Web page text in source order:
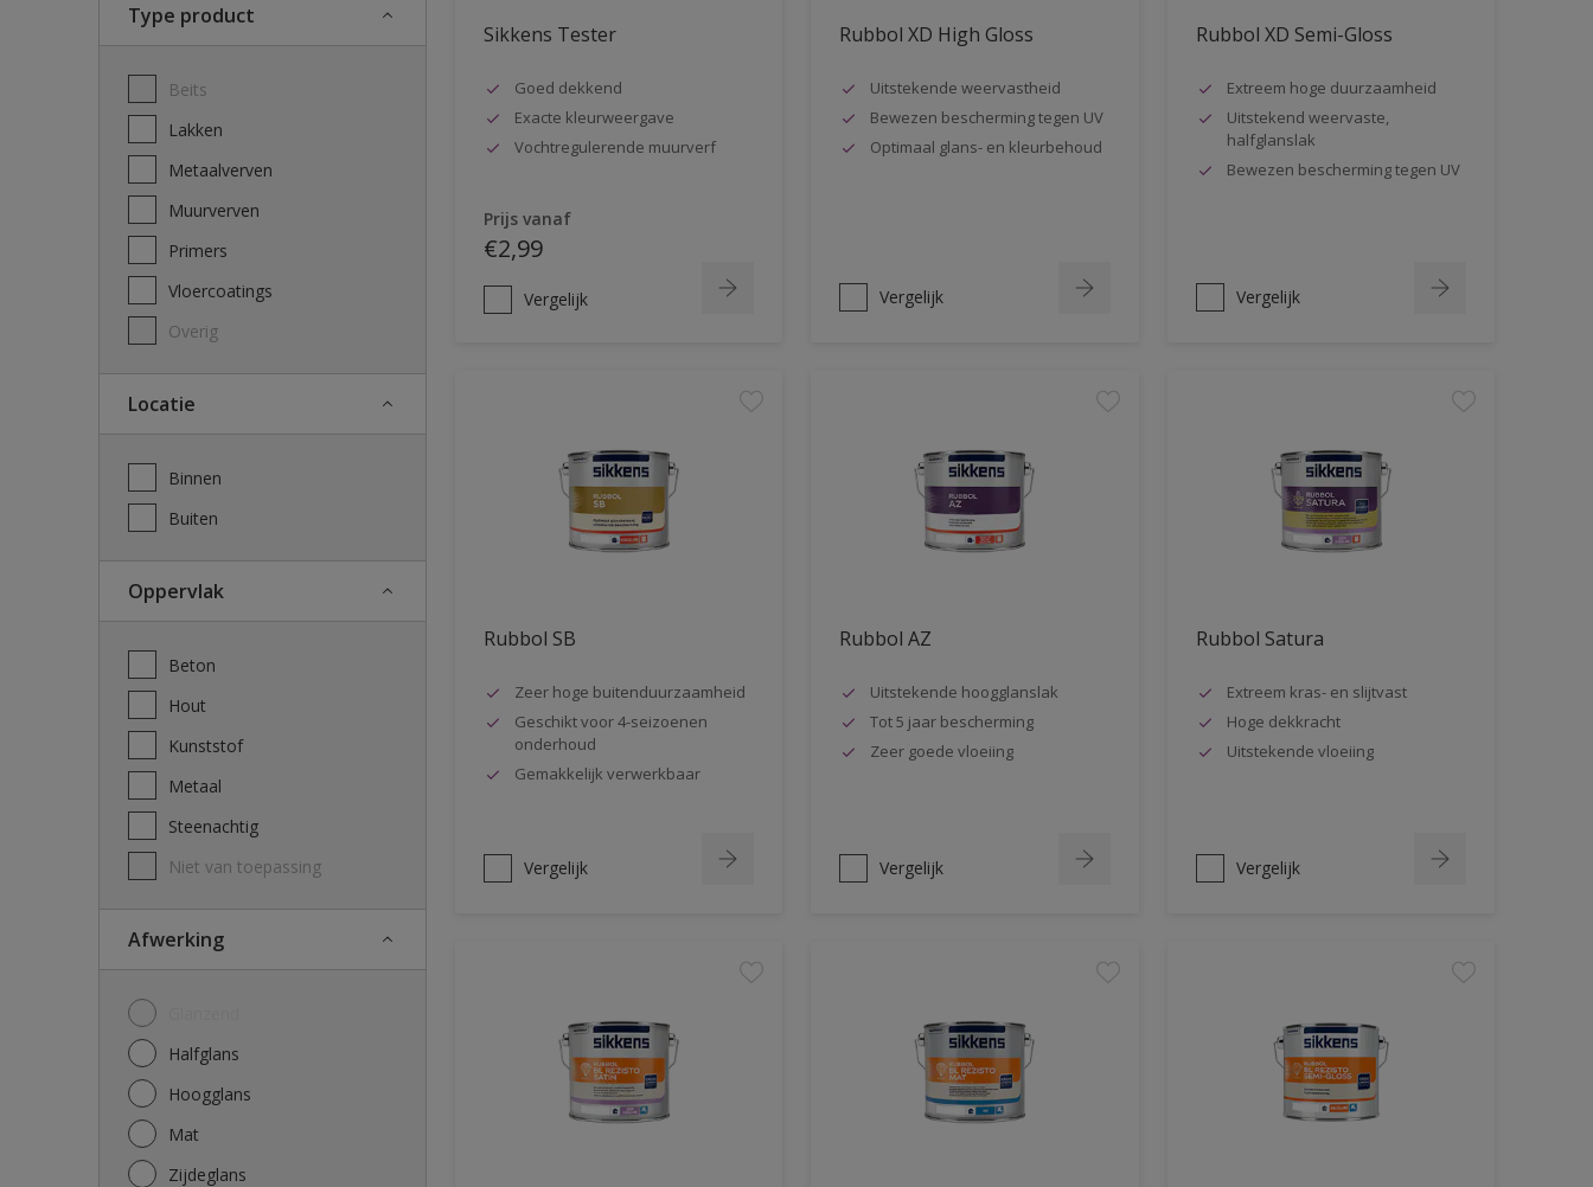
Type product
Beits
Lakken
Metaalverven
Muurverven
Primers
Vloercoatings
Overig
Locatie
Binnen
Buiten
Oppervlak
Beton
Hout
Kunststof
Metaal
Steenachtig
Niet van toepassing
Afwerking
Halfglans
Hoogglans
Mat
Zijdeglans
Sikkens Tester
Goed dekkend
Exacte kleurweergave
Vochtregulerende muurverf
Prijs vanaf
€2,99
Vergelijk
Rubbol XD High Gloss
Uitstekende weervastheid
Bewezen bescherming tegen UV
Optimaal glans- en kleurbehoud
Vergelijk
Rubbol XD Semi-Gloss
Extreem hoge duurzaamheid
Uitstekend weervaste,
halfglanslak
Bewezen bescherming tegen UV
Vergelijk
Rubbol SB
Zeer hoge buitenduurzaamheid
Geschikt voor 4-seizoenen
onderhoud
Gemakkelijk verwerkbaar
Vergelijk
Rubbol AZ
Uitstekende hoogglanslak
Tot 5 jaar bescherming
Zeer goede vloeiing
Vergelijk
Rubbol Satura
Extreem kras- en slijtvast
Hoge dekkracht
Uitstekende vloeiing
Vergelijk